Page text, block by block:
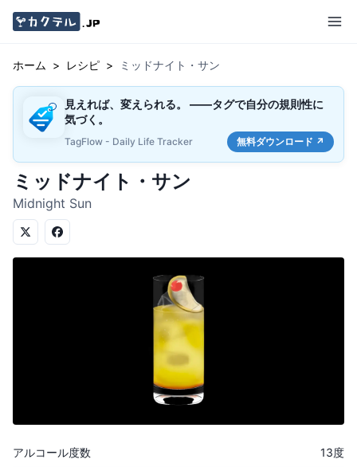
ホーム > レシピ > ミッドナイト・サン
見えれば、変えられる。 ——タグで自分の規則性に
気づく。
TagFlow - Daily Life Tracker 無料ダウンロード ↗
ミッドナイト・サン
Midnight Sun
アルコール度数 13度